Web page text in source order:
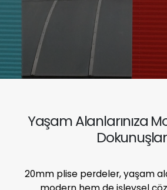
Yaşam Alanlarınıza
Dokunuşlar
20mm plise perdeler, yaşam